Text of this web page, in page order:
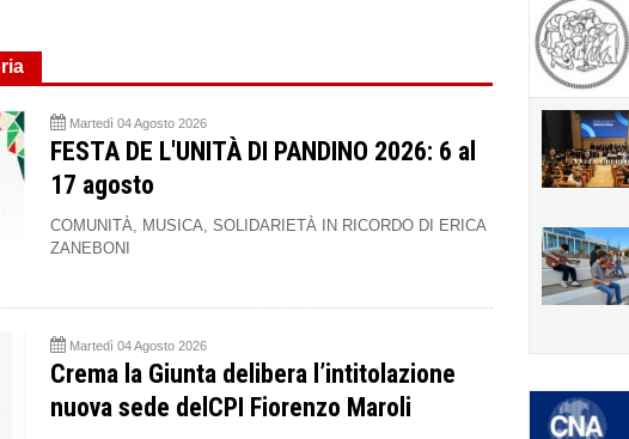
Martedì 04 Agosto 2026
FESTA DE L'UNITÀ DI PANDINO 2026: 6 al
17 agosto
COMUNITÀ, MUSICA, SOLIDARIETÀ IN RICORDO DI ERICA
ZANEBONI
Martedì 04 Agosto 2026
Crema la Giunta delibera l’intitolazione
nuova sede delCPI Fiorenzo Maroli